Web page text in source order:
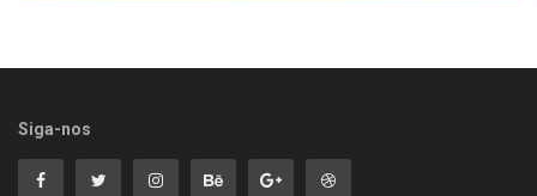
Siga-nos